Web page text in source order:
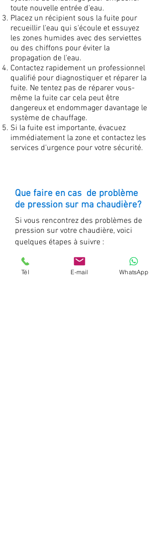
toute nouvelle entrée d'eau.
Placez un récipient sous la fuite pour
recueillir l'eau qui s'écoule et essuyez
les zones humides avec des serviettes
ou des chiffons pour éviter la
propagation de l'eau.
Contactez rapidement un professionnel
qualifié pour diagnostiquer et réparer la
fuite. Ne tentez pas de réparer vous-
même la fuite car cela peut être
dangereux et endommager davantage le
système de chauffage.
Si la fuite est importante, évacuez
immédiatement la zone et contactez les
services d'urgence pour votre sécurité.
Que faire en cas de problème
de pression sur ma chaudière?
Si vous rencontrez des problèmes de
pression sur votre chaudière, voici
quelques étapes à suivre :
Vérifiez la pression actuelle de votre
chaudière en utilisant le manomètre.
Tél E-mail WhatsApp